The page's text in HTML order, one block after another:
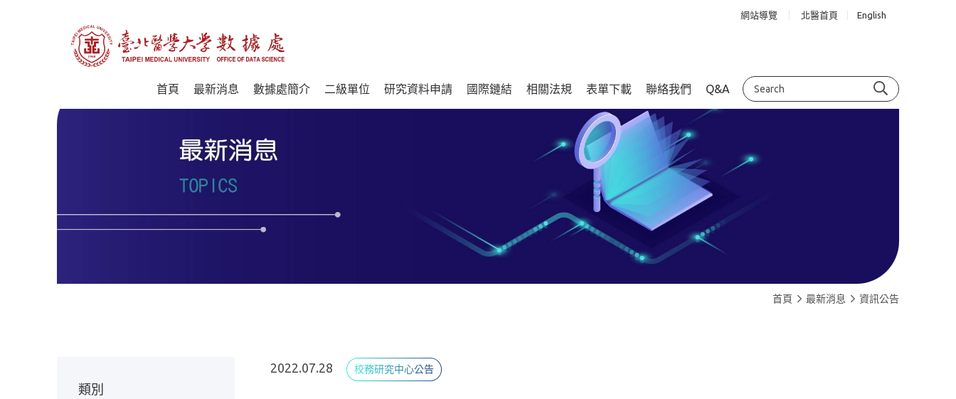
網站導覽 北醫首頁 English
首頁 最新消息 數據處簡介 二級單位 研究資料申請 國際鏈結 相關法規 表單下載 聯絡我們 Q&A
首頁 最新消息 資訊公告
類別
2022.07.28 校務研究中心公告